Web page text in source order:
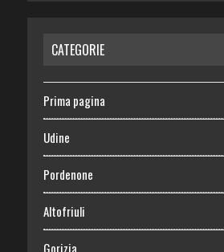
CATEGORIE
Prima pagina
Udine
Pordenone
Altofriuli
Gorizia